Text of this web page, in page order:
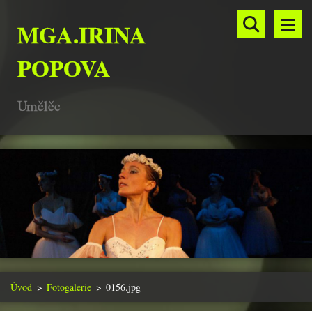
MGA.IRINA
POPOVA
Umělěc
Úvod > Fotogalerie > 0156.jpg